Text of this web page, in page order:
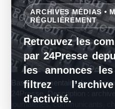
ARCHIVES MÉDIAS •
RÉGULIÈREMENT
Retrouvez les
par 24Presse
les annonces
filtrez
d’activité.
Base documentaire de
24Presse. Description :
journalistes, communicants,